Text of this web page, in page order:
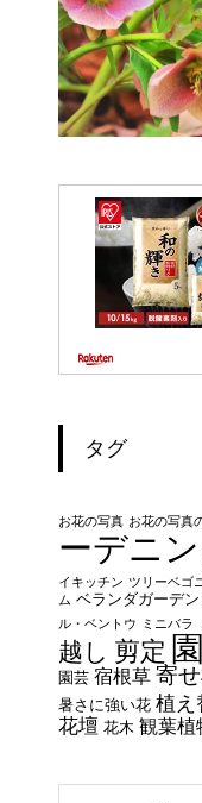
タグ
お花の写真 お花の写真
ーデニ
イキッチン ツリーベゴ
ム ベランダガーデン
ル・ベントウ
ミニバラ
越し 剪定
園芸 宿根草 寄
暑さに強い花 植え
花壇 花木 観葉植